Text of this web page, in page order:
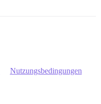
Nutzungsbedingungen